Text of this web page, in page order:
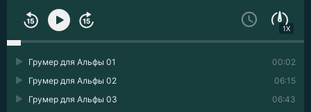
1X
00:02
Грумер для Альфы 01
06:15
Грумер для Альфы 02
06:43
Грумер для Альфы 03